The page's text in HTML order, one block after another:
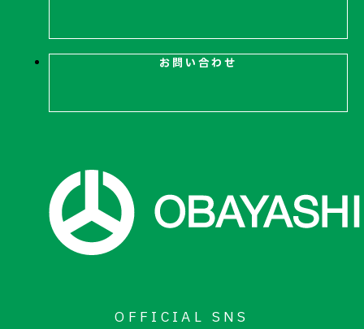
お問い合わせ
OFFICIAL SNS